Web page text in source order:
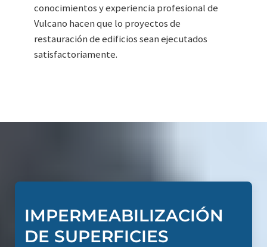
conocimientos y experiencia profesional de
Vulcano hacen que lo proyectos de
restauración de edificios sean ejecutados
satisfactoriamente.
IMPERMEABILIZACIÓN
DE SUPERFICIES